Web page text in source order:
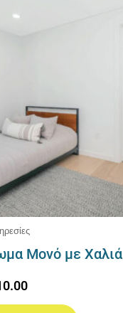
Μονό με Χαλιά